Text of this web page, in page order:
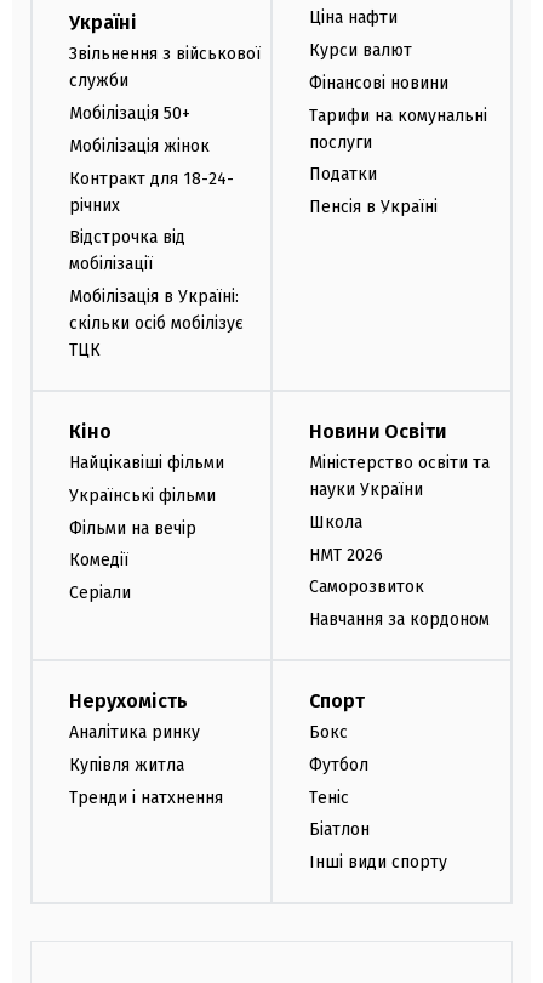
Україні
Звільнення з військової
служби
Мобілізація 50+
Мобілізація жінок
Контракт для 18-24-
річних
Відстрочка від
мобілізації
Мобілізація в Україні:
скільки осіб мобілізує
ТЦК
Ціна нафти
Курси валют
Фінансові новини
Тарифи на комунальні
послуги
Податки
Пенсія в Україні
Кіно
Найцікавіші фільми
Українські фільми
Фільми на вечір
Комедії
Серіали
Новини Освіти
Міністерство освіти та
науки України
Школа
НМТ 2026
Саморозвиток
Навчання за кордоном
Нерухомість
Аналітика ринку
Купівля житла
Тренди і натхнення
Спорт
Бокс
Футбол
Теніс
Біатлон
Інші види спорту